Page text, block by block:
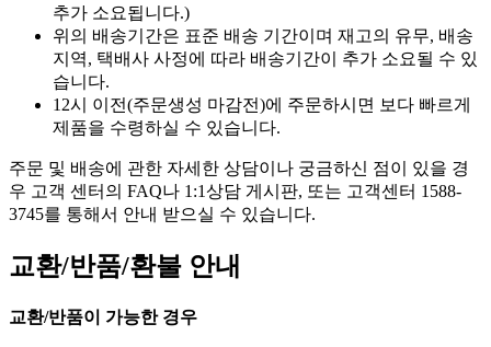
추가 소요됩니다.)
위의 배송기간은 표준 배송 기간이며 재고의 유무, 배송
지역, 택배사 사정에 따라 배송기간이 추가 소요될 수 있
습니다.
12시 이전(주문생성 마감전)에 주문하시면 보다 빠르게
제품을 수령하실 수 있습니다.
주문 및 배송에 관한 자세한 상담이나 궁금하신 점이 있을 경
우 고객 센터의 FAQ나 1:1상담 게시판, 또는 고객센터 1588-
3745를 통해서 안내 받으실 수 있습니다.
교환/반품/환불 안내
교환/반품이 가능한 경우